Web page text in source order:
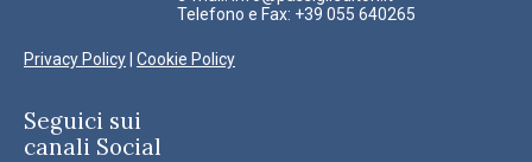
Telefono e Fax: +39 055 640265
Privacy Policy Cookie Policy
Seguici sui
canali Social